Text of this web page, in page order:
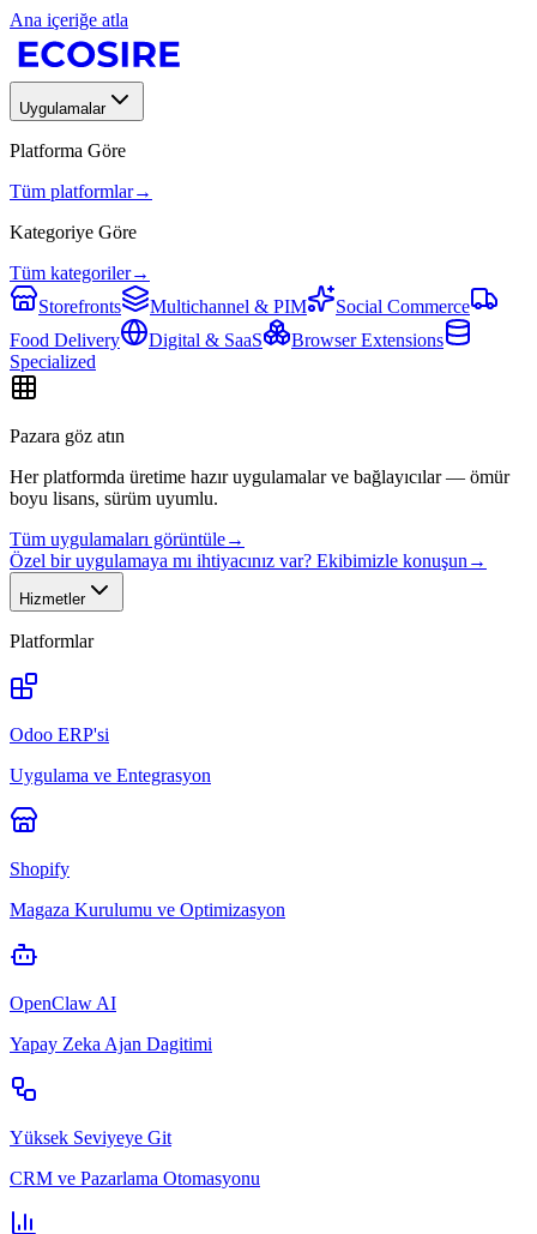
Ana içeriğe atla
Uygulamalar
Platforma Göre
Tüm platformlar→
Kategoriye Göre
Tüm kategoriler→
Storefronts
Multichannel & PIM
Social Commerce
Food Delivery
Digital & SaaS
Browser Extensions
Specialized
Pazara göz atın
Her platformda üretime hazır uygulamalar ve bağlayıcılar — ömür
boyu lisans, sürüm uyumlu.
Tüm uygulamaları görüntüle→
Özel bir uygulamaya mı ihtiyacınız var? Ekibimizle konuşun →
Hizmetler
Platformlar
Odoo ERP'si
Uygulama ve Entegrasyon
Shopify
Magaza Kurulumu ve Optimizasyon
OpenClaw AI
Yapay Zeka Ajan Dagitimi
Yüksek Seviyeye Git
CRM ve Pazarlama Otomasyonu